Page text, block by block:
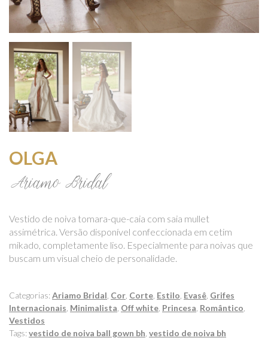
OLGA
Ariamo Bridal
Vestido de noiva tomara-que-caia com saia mullet
assimétrica. Versão disponível confeccionada em cetim
mikado, completamente liso. Especialmente para noivas que
buscam um visual cheio de personalidade.
Categorias:Ariamo Bridal, Cor, Corte, Estilo, Evasê, Grifes
Internacionais, Minimalista, Off white, Princesa, Romântico,
Vestidos
Tags:vestido de noiva ball gown bh, vestido de noiva bh